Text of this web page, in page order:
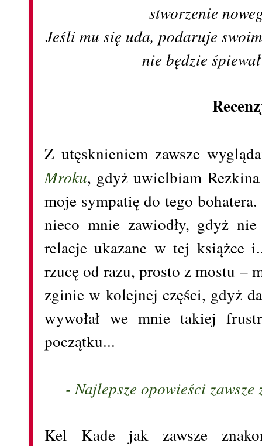
stworzenie
Jeśli mu się uda, podaruje
nie będzie
Z utęsknieniem zawsze
Mroku, gdyż uwielbiam
moje sympatię do tego
nieco mnie zawiodły, gdyż
relacje ukazane w tej książce
rzucę od razu, prosto z mostu –
zginie w kolejnej części, gdyż
wywołał we mnie takiej
początku...
- Najlepsze opowieści
Kel Kade jak zawsze